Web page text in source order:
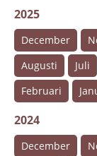
2025
December
Augusti
Juli
Februari
2024
December